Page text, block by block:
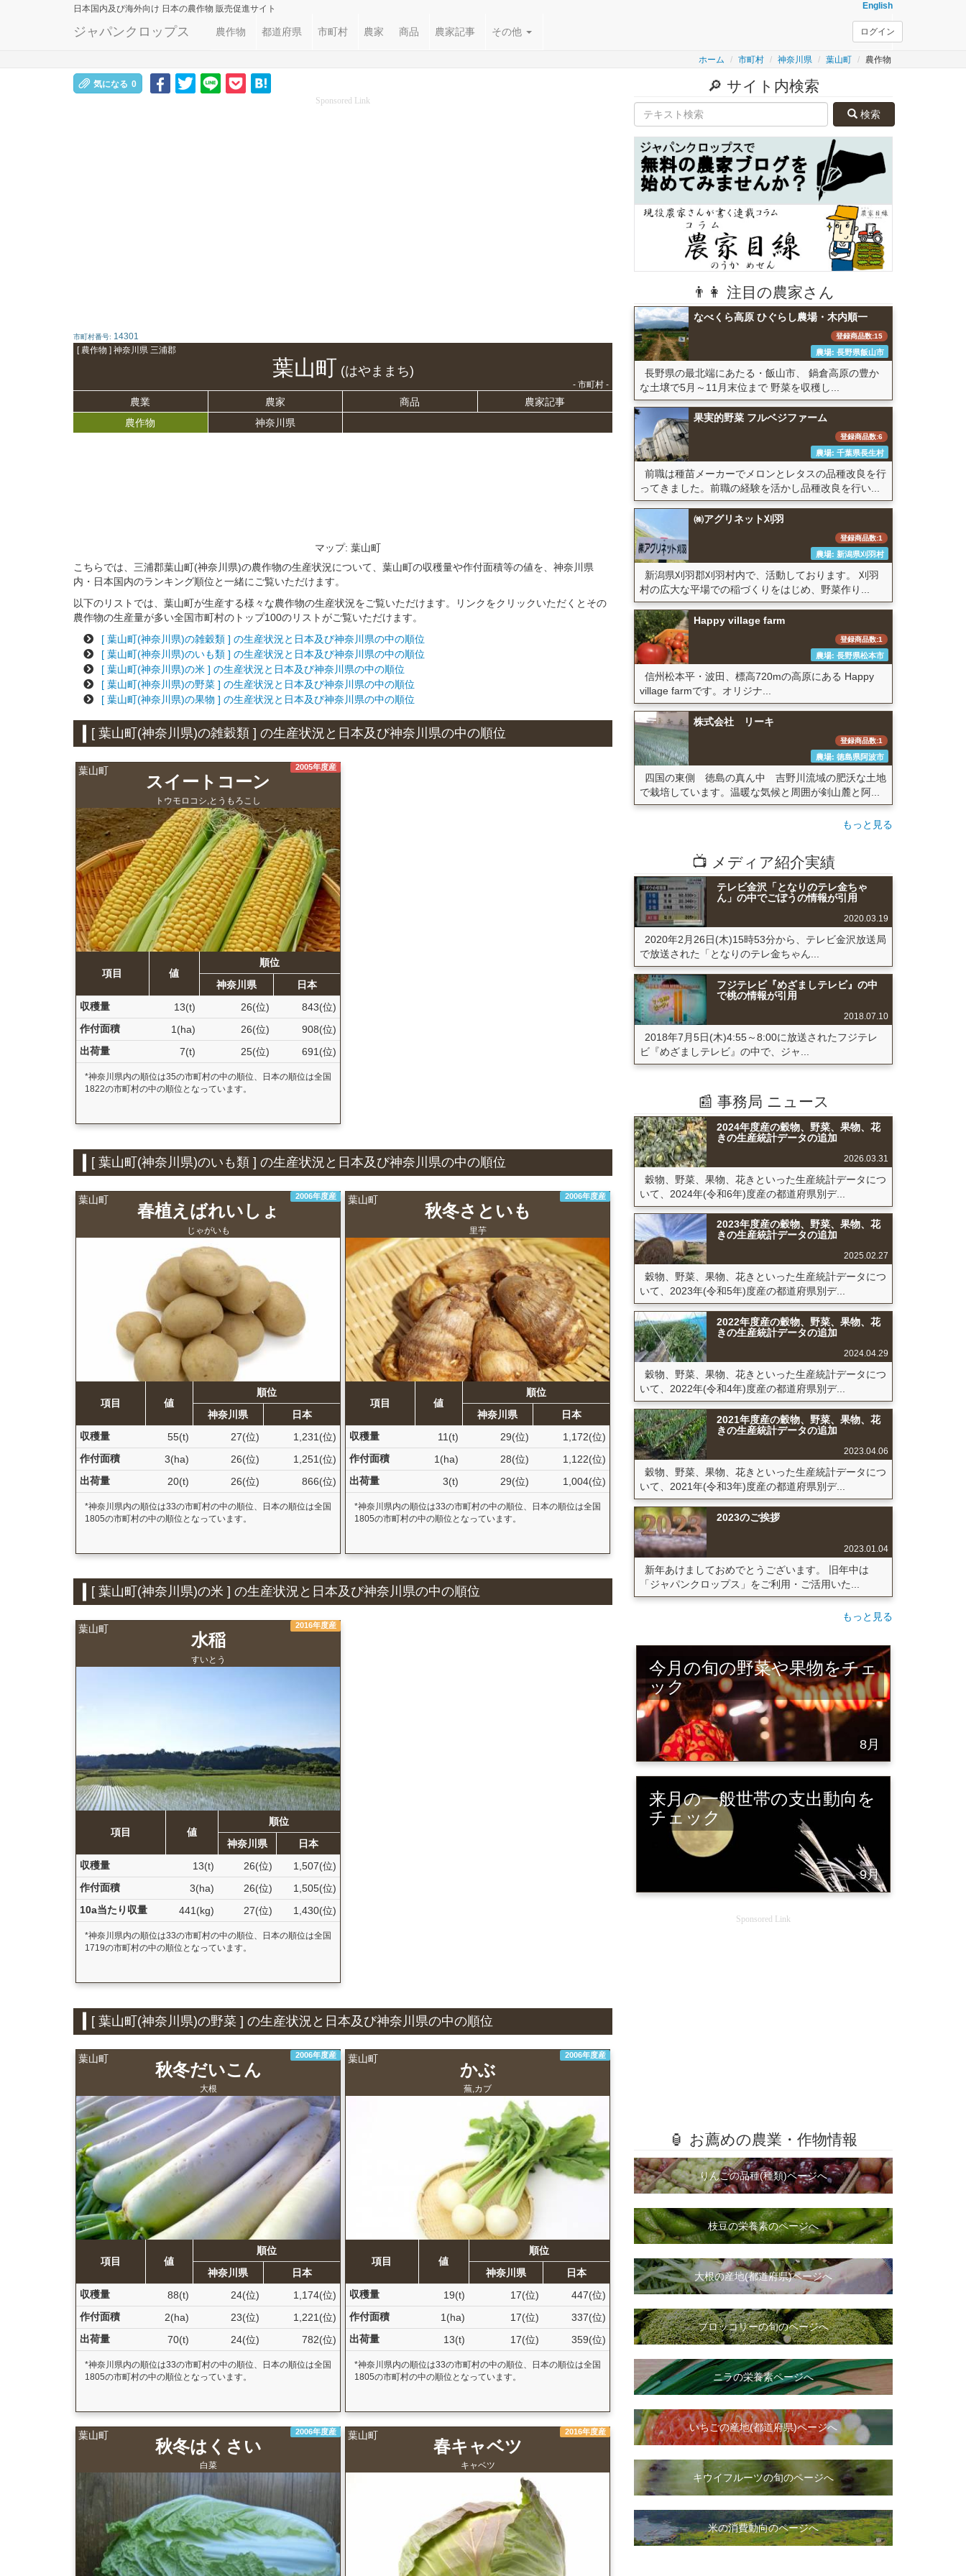
日本国内及び海外向け 日本の農作物 販売促進サイト English
ジャパンクロップス 農作物 都道府県 市町村 農家 商品 農家記事 その他 ログイン
ホーム 市町村 神奈川県 葉山町 農作物
気になる 0
Sponsored Link
市町村番号: 14301
[ 農作物 ] 神奈川県 三浦郡
葉山町 (はやままち)
- 市町村 -
農業 農家 商品
農家記事
農作物
神奈川県
マップ: 葉山町
こちらでは、三浦郡葉山町(神奈川県)の農作物の生産状況について、葉山町の収穫量や作付面積等の値を、神奈川県
内・日本国内のランキング順位と一緒にご覧いただけます。
以下のリストでは、葉山町が生産する様々な農作物の生産状況をご覧いただけます。リンクをクリックいただくとその
農作物の生産量が多い全国市町村のトップ100のリストがご覧いただけます。
[ 葉山町(神奈川県)の雑穀類 ] の生産状況と日本及び神奈川県の中の順位
[ 葉山町(神奈川県)のいも類 ] の生産状況と日本及び神奈川県の中の順位
[ 葉山町(神奈川県)の米 ] の生産状況と日本及び神奈川県の中の順位
[ 葉山町(神奈川県)の野菜 ] の生産状況と日本及び神奈川県の中の順位
[ 葉山町(神奈川県)の果物 ] の生産状況と日本及び神奈川県の中の順位
[ 葉山町(神奈川県)の雑穀類 ] の生産状況と日本及び神奈川県の中の順位
葉山町 2005年度産
スイートコーン
トウモロコシ,とうもろこし
項目 値
順位
神奈川県
日本
収穫量
13(t) 26(位)
843(位)
作付面積
1(ha) 26(位)
908(位)
出荷量
7(t) 25(位) 691(位)
*神奈川県内の順位は35の市町村の中の順位、日本の順位は全国
1822の市町村の中の順位となっています。
[ 葉山町(神奈川県)のいも類 ] の生産状況と日本及び神奈川県の中の順位
葉山町 2006年度産
春植えばれいしょ
じゃがいも
項目 値
順位
神奈川県
日本
収穫量
55(t) 27(位)
1,231(位)
作付面積
3(ha) 26(位)
1,251(位)
出荷量
20(t) 26(位) 866(位)
*神奈川県内の順位は33の市町村の中の順位、日本の順位は全国
1805の市町村の中の順位となっています。
葉山町 2006年度産
秋冬さといも
里芋
項目 値
順位
神奈川県
日本
収穫量
11(t) 29(位)
1,172(位)
作付面積
1(ha) 28(位)
1,122(位)
出荷量
3(t) 29(位) 1,004(位)
*神奈川県内の順位は33の市町村の中の順位、日本の順位は全国
1805の市町村の中の順位となっています。
[ 葉山町(神奈川県)の米 ] の生産状況と日本及び神奈川県の中の順位
葉山町 2016年度産
水稲
すいとう
項目 値
順位
神奈川県
日本
収穫量
13(t) 26(位)
1,507(位)
作付面積
3(ha) 26(位)
1,505(位)
10a当たり収量
441(kg) 27(位) 1,430(位)
*神奈川県内の順位は33の市町村の中の順位、日本の順位は全国
1719の市町村の中の順位となっています。
[ 葉山町(神奈川県)の野菜 ] の生産状況と日本及び神奈川県の中の順位
葉山町 2006年度産
秋冬だいこん
大根
項目 値
順位
神奈川県
日本
収穫量
88(t) 24(位)
1,174(位)
作付面積
2(ha) 23(位)
1,221(位)
出荷量
70(t) 24(位) 782(位)
*神奈川県内の順位は33の市町村の中の順位、日本の順位は全国
1805の市町村の中の順位となっています。
葉山町 2006年度産
かぶ
蕪,カブ
項目 値
順位
神奈川県
日本
収穫量
19(t) 17(位)
447(位)
作付面積
1(ha) 17(位)
337(位)
出荷量
13(t) 17(位) 359(位)
*神奈川県内の順位は33の市町村の中の順位、日本の順位は全国
1805の市町村の中の順位となっています。
葉山町 2006年度産
秋冬はくさい
白菜
葉山町 2016年度産
春キャベツ
キャベツ
🔎 サイト内検索
検索
👨👩 注目の農家さん
なべくら高原 ひぐらし農場・木内順一
登録商品数:15
農場: 長野県飯山市
長野県の最北端にあたる・飯山市、 鍋倉高原の豊か
な土壌で5月～11月末位まで 野菜を収穫し...
果実的野菜 フルベジファーム
登録商品数:6
農場: 千葉県長生村
前職は種苗メーカーでメロンとレタスの品種改良を行
ってきました。前職の経験を活かし品種改良を行い...
㈱アグリネット刈羽
登録商品数:1
農場: 新潟県刈羽村
新潟県刈羽郡刈羽村内で、活動しております。 刈羽
村の広大な平場での稲づくりをはじめ、野菜作り...
Happy village farm
登録商品数:1
農場: 長野県松本市
信州松本平・波田、標高720mの高原にある Happy
village farmです。オリジナ...
株式会社 リーキ
登録商品数:1
農場: 徳島県阿波市
四国の東側 徳島の真ん中 吉野川流域の肥沃な土地
で栽培しています。温暖な気候と周囲が剣山麓と阿...
もっと見る
📺 メディア紹介実績
テレビ金沢「となりのテレ金ちゃ
ん」の中でごぼうの情報が引用
2020.03.19
2020年2月26日(木)15時53分から、テレビ金沢放送局
で放送された「となりのテレ金ちゃん...
フジテレビ『めざましテレビ』の中
で桃の情報が引用
2018.07.10
2018年7月5日(木)4:55～8:00に放送されたフジテレ
ビ『めざましテレビ』の中で、ジャ...
📰 事務局 ニュース
2024年度産の穀物、野菜、果物、花
きの生産統計データの追加
2026.03.31
穀物、野菜、果物、花きといった生産統計データにつ
いて、2024年(令和6年)度産の都道府県別デ...
2023年度産の穀物、野菜、果物、花
きの生産統計データの追加
2025.02.27
穀物、野菜、果物、花きといった生産統計データにつ
いて、2023年(令和5年)度産の都道府県別デ...
2022年度産の穀物、野菜、果物、花
きの生産統計データの追加
2024.04.29
穀物、野菜、果物、花きといった生産統計データにつ
いて、2022年(令和4年)度産の都道府県別デ...
2021年度産の穀物、野菜、果物、花
きの生産統計データの追加
2023.04.06
穀物、野菜、果物、花きといった生産統計データにつ
いて、2021年(令和3年)度産の都道府県別デ...
2023のご挨拶
2023.01.04
新年あけましておめでとうございます。 旧年中は
「ジャパンクロップス」をご利用・ご活用いた...
もっと見る
今月の旬の野菜や果物をチェ
ック
8月
来月の一般世帯の支出動向を
チェック
9月
Sponsored Link
🏮 お薦めの農業・作物情報
りんごの品種(種類)ページへ
枝豆の栄養素のページへ
大根の産地(都道府県)ページへ
ブロッコリーの旬のページへ
ニラの栄養素ページへ
いちごの産地(都道府県)ページへ
キウイフルーツの旬のページへ
米の消費動向のページへ